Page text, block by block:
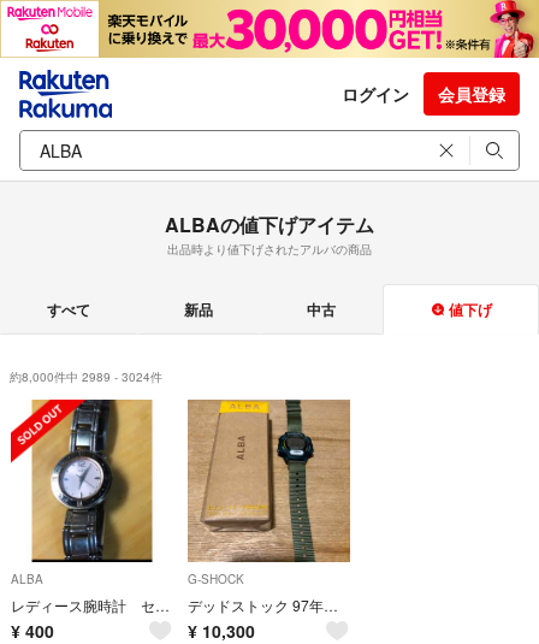
ログイン 会員登録
ALBAの値下げアイテム
出品時より値下げされたアルバの商品
すべて 新品 中古 値下げ
約8,000件中 2989 - 3024件
ALBA
レディース腕時計 セイコー アルバ
¥ 400
G-SHOCK
デッドストック 97年製 ALBA アルバ トレイルマスター vintage
¥ 10,300